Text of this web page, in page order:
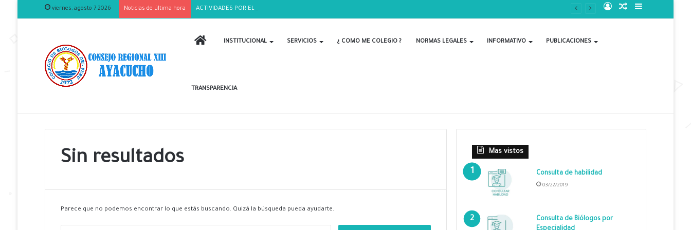
viernes, agosto 7 2026 Noticias de última hora ACTIVIDADES POR EL DÍA DEL BIOLOGO Barra
Publicación
Acceso
INICIO INSTITUCIONAL SERVICIOS ¿ COMO ME COLEGIO ? NORMAS LEGALES INFORMATIVO PUBLICACIONES
TRANSPARENCIA
Sin resultados
Parece que no podemos encontrar lo que estás buscando. Quizá la búsqueda pueda ayudarte.
Mas vistos
Consulta de habilidad
03/22/2019
Consulta de Biólogos por